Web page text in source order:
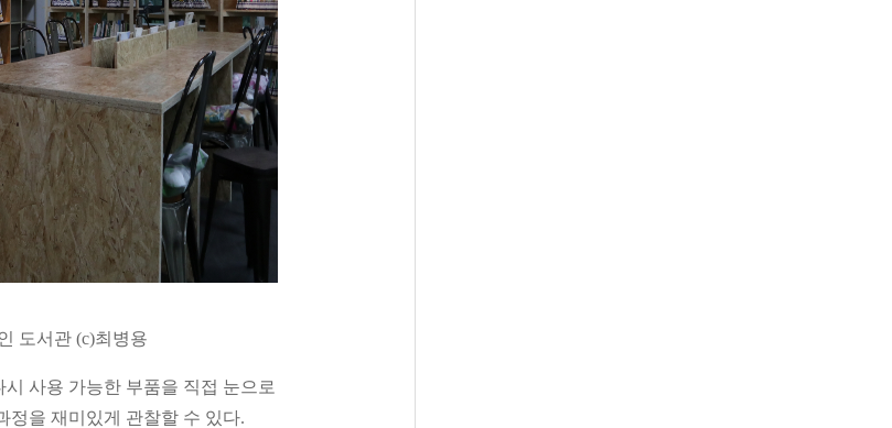
도서관 (c)최병용
사용 가능한 부품을 직접 눈으로
정을 재미있게 관찰할 수 있다.